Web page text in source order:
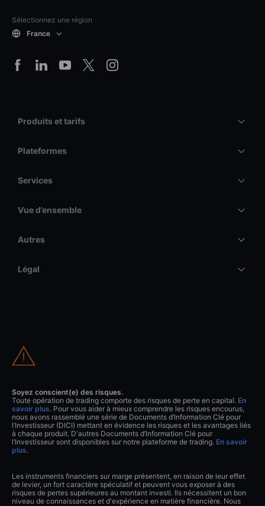
Sélectionnez une région
France
Produits et tarifs
Plateformes
Services
Vue d’ensemble
Autres
Légal
Soyez conscient(e) des risques.
Toute opération de trading comporte des risques de perte en capital. En
savoir plus. Pour vous aider à mieux comprendre les risques encourus,
nous avons rassemblé une série de Documents d’Information Clé pour
l’Investisseur (DICI) mettant en évidence les risques et les avantages liés
à chaque produit. D'autres Documents d’Information Clé pour
l’Investisseur sont disponibles sur notre plateforme de trading. En savoir
plus.
Les instruments financiers sur marge présentent, en raison de leur effet
de levier, un fort caractère spéculatif et peuvent vous exposer à des
risques de pertes supérieures au montant investi. Ils nécessitent un bon
niveau de connaissances et d'expérience en matière financière. Nous